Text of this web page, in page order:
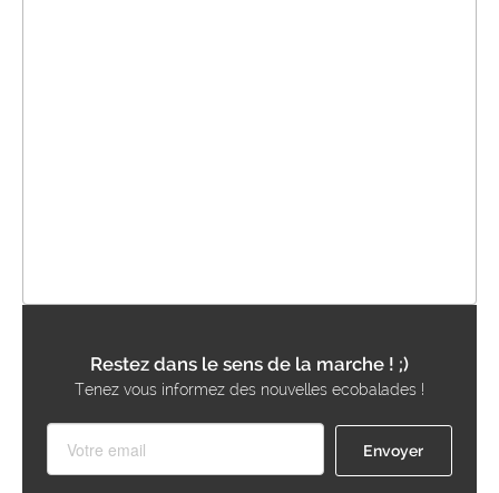
Restez dans le sens de la marche ! ;)
Tenez vous informez des nouvelles ecobalades !